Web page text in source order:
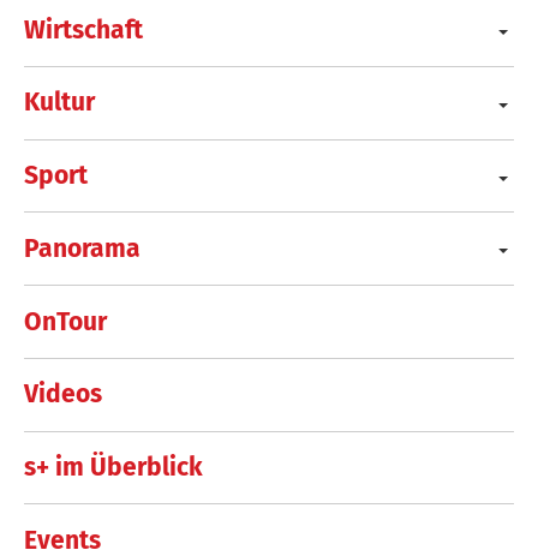
Wirtschaft
Kultur
Sport
Panorama
OnTour
Videos
s+ im Überblick
Events